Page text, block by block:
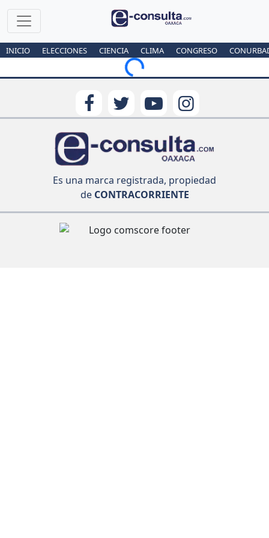
INICIO ELECCIONES CIENCIA CLIMA CONGRESO
Loading...
Es una marca registrada, propiedad
deCONTRACORRIENTE